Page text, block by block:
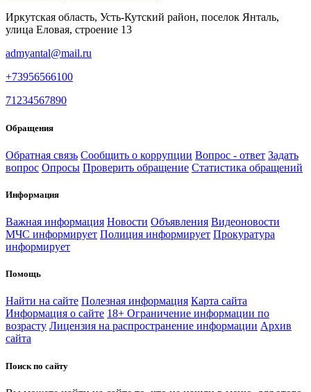
Иркутская область, Усть-Кутский район, поселок Янталь,
улица Еловая, строение 13
admyantal@mail.ru
+73956566100
71234567890
Обращения
Обратная связь Сообщить о коррупции Вопрос - ответ Задать
вопрос Опросы Проверить обращение Статистика обращений
Информация
Важная информация Новости Объявления Видеоновости
МЧС информирует Полиция информирует Прокуратура
информирует
Помощь
Найти на сайте Полезная информация Карта сайта
Информация о сайте 18+ Ограничение информации по
возрасту Лицензия на распространение информации Архив
сайта
Поиск по сайту